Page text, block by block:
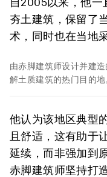
夯土建筑，保留了
术，同时也在当地
由赤脚建筑师设计并建
解土质建筑的热门目的地
他认为该地区典型
且舒适，这有助于
延续，而非强加到
赤脚建筑师坚持打